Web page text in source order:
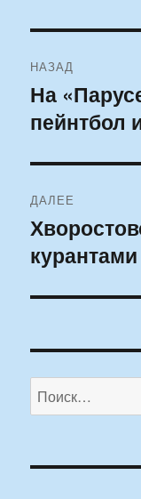
по
записям
НАЗАД
Предыдущая
запись:
На
пейнтбол
ДАЛЕЕ
Следующая
запись:
курантами
Искать: